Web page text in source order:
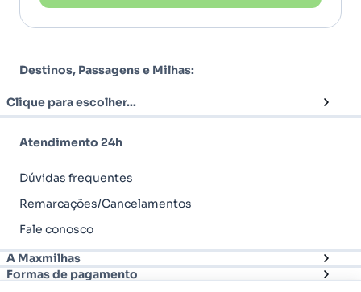
Destinos, Passagens e Milhas:
Clique para escolher...
Atendimento 24h
Dúvidas frequentes
Remarcações/Cancelamentos
Fale conosco
A Maxmilhas
Formas de pagamento